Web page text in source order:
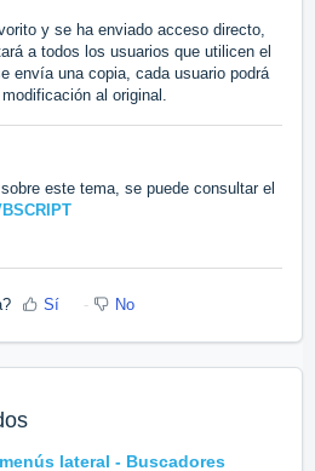
y se ha enviado acceso directo,
a todos los usuarios que utilicen el
envía una copia, cada usuario podrá
al original.
este tema, se puede consultar el
Sí No
lateral - Buscadores